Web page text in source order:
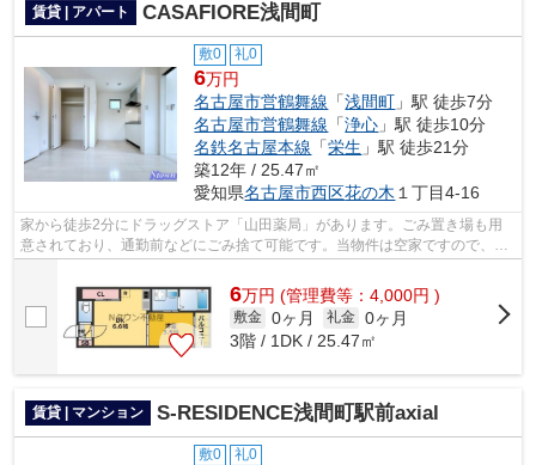
賃貸 | アパート CASAFIORE浅間町
敷0 礼0
6万円
名古屋市営鶴舞線 「浅間町 」駅 徒歩7分
名古屋市営鶴舞線 「浄心 」駅 徒歩10分
名鉄名古屋本線 「栄生 」駅 徒歩21分
築12年 / 25.47㎡
愛知県名古屋市西区花の木 １丁目4-16
家から徒歩2分にドラッグストア「山田薬局」があります。ごみ置き場も用
意されており、通勤前などにごみ捨て可能です。当物件は空家ですので、内
6万円 (管理費等：4,000円 )
敷金 0ヶ月 礼金 0ヶ月
3階 / 1DK / 25.47㎡
賃貸 | マンション S-RESIDENCE浅間町駅前axial
敷0 礼0